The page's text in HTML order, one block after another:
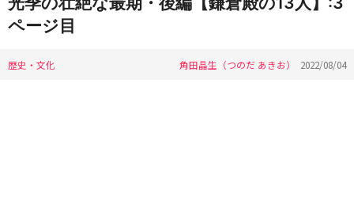
ページ目
歴史・文化 角田晶生（つのだ あきお） 2022/08/04